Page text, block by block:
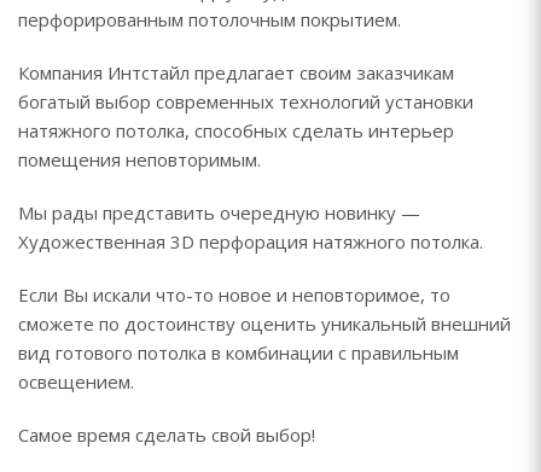
перфорированным потолочным покрытием.
Компания Интстайл предлагает своим заказчикам
богатый выбор современных технологий установки
натяжного потолка, способных сделать интерьер
помещения неповторимым.
Мы рады представить очередную новинку —
Художественная 3D перфорация натяжного потолка.
Если Вы искали что-то новое и неповторимое, то
сможете по достоинству оценить уникальный внешний
вид готового потолка в комбинации с правильным
освещением.
Самое время сделать свой выбор!